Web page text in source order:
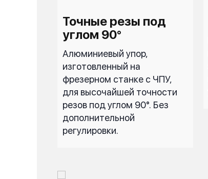
Точные резы под
углом 90°
Алюминиевый упор,
изготовленный на
фрезерном станке с ЧПУ,
для высочайшей точности
резов под углом 90°. Без
дополнительной
регулировки.